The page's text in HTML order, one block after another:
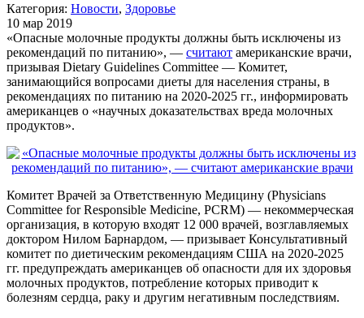
Категория: Новости, Здоровье
10 мар 2019
«Опасные молочные продукты должны быть исключены из
рекомендаций по питанию», — считают американские врачи,
призывая Dietary Guidelines Committee — Комитет,
занимающийся вопросами диеты для населения страны, в
рекомендациях по питанию на 2020-2025 гг., информировать
американцев о «научных доказательствах вреда молочных
продуктов».
Комитет Врачей за Ответственную Медицину (Physicians
Committee for Responsible Medicine, PCRM) — некоммерческая
организация, в которую входят 12 000 врачей, возглавляемых
доктором Нилом Барнардом, — призывает Консультативный
комитет по диетическим рекомендациям США на 2020-2025
гг. предупреждать американцев об опасности для их здоровья
молочных продуктов, потребление которых приводит к
болезням сердца, раку и другим негативным последствиям.